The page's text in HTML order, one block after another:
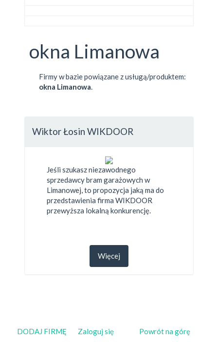
okna Limanowa
Firmy w bazie powiązane z usługą/produktem:
okna Limanowa
Wiktor Łosin WIKDOOR
Jeśli szukasz niezawodnego
sprzedawcy bram garażowych w
Limanowej, to propozycja jaką ma do
przedstawienia firma WIKDOOR
przewyższa lokalną konkurencję.
Więcej
Powrót na górę
DODAJ FIRMĘ Zaloguj się